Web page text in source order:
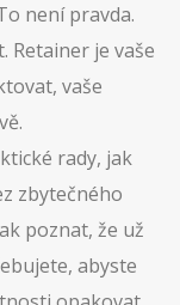
není pravda.
Retainer je vaše
vaše
rady, jak
zbytečného
poznat, že už
abyste